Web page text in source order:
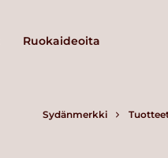
Ruokaideoita
Sydänmerkki